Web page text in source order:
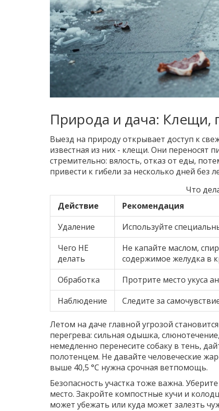
Природа и дача: Клещи,
Выезд на природу открывает доступ к
известная из них - клещи. Они переносят
стремительно: вялость, отказ от еды,
привести к гибели за несколько дней без
Что
Действие
Рекомендация
Удаление
Используйте
Чего НЕ
делать
Не капайте маслом,
содержимое желудка в
Обработка
Протрите место укуса
Наблюдение
Следите за
Летом на даче главной угрозой
перегрева: сильная одышка,
немедленно перенесите собаку в тень,
полотенцем. Не давайте человеческие
выше 40,5 °C нужна срочная ветпомощь.
Безопасность участка тоже важна.
место. Закройте компостные кучи и
может убежать или куда может залезть